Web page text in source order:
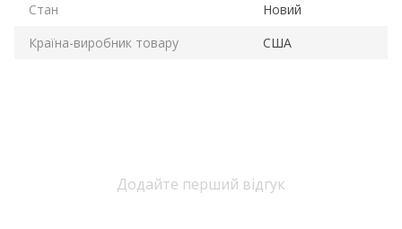
Стан
Новий
Країна-виробник товару
США
Додайте перший відгук